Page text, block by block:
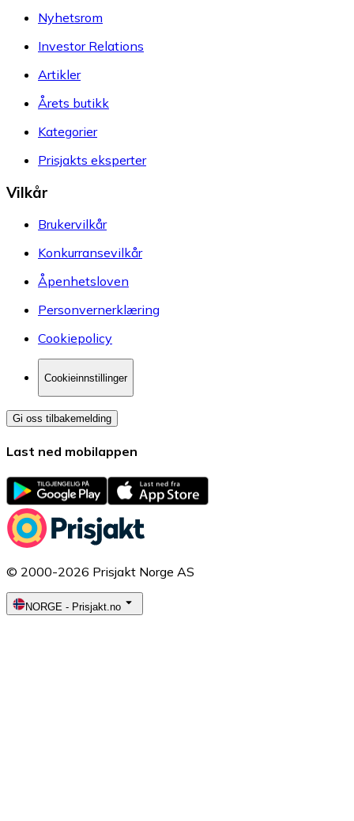
Nyhetsrom
Investor Relations
Artikler
Årets butikk
Kategorier
Prisjakts eksperter
Vilkår
Brukervilkår
Konkurransevilkår
Åpenhetsloven
Personvernerklæring
Cookiepolicy
Cookieinnstillinger
Gi oss tilbakemelding
Last ned mobilappen
© 2000-2026 Prisjakt Norge AS
NORGE - Prisjakt.no